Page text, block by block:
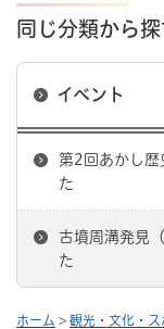
同じ分類から探
イベント
第2回あかし歴
た
古墳周溝発見
た
ホーム > 観光・文化・ス